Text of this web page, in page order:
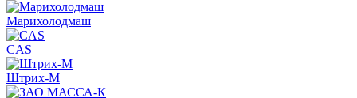
Марихолодмаш
CAS
Штрих-М